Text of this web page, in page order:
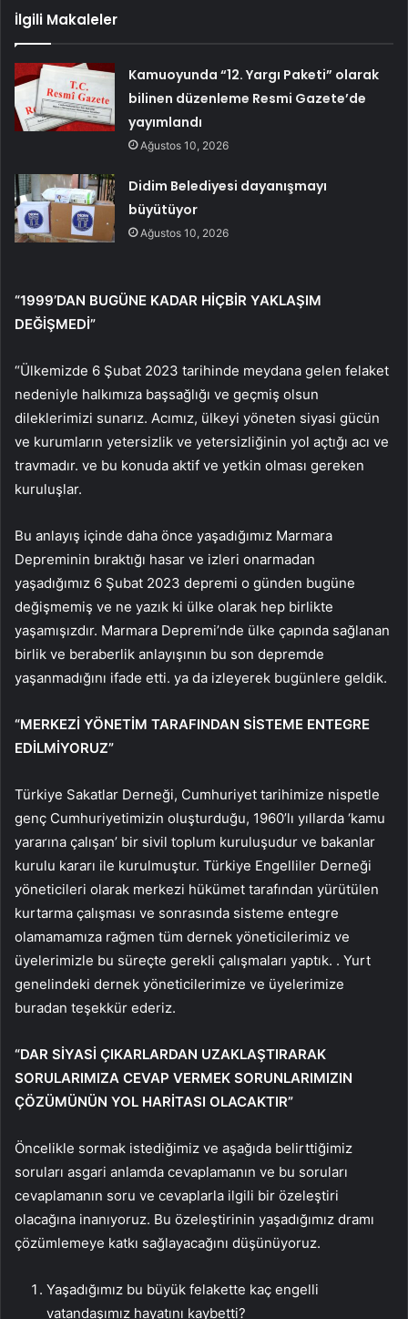
İlgili Makaleler
Kamuoyunda “12. Yargı Paketi” olarak
bilinen düzenleme Resmi Gazete’de
yayımlandı
Ağustos 10, 2026
Didim Belediyesi dayanışmayı
büyütüyor
Ağustos 10, 2026
“1999’DAN BUGÜNE KADAR HİÇBİR YAKLAŞIM
DEĞİŞMEDİ”
“Ülkemizde 6 Şubat 2023 tarihinde meydana gelen felaket
nedeniyle halkımıza başsağlığı ve geçmiş olsun
dileklerimizi sunarız. Acımız, ülkeyi yöneten siyasi gücün
ve kurumların yetersizlik ve yetersizliğinin yol açtığı acı ve
travmadır. ve bu konuda aktif ve yetkin olması gereken
kuruluşlar.
Bu anlayış içinde daha önce yaşadığımız Marmara
Depreminin bıraktığı hasar ve izleri onarmadan
yaşadığımız 6 Şubat 2023 depremi o günden bugüne
değişmemiş ve ne yazık ki ülke olarak hep birlikte
yaşamışızdır. Marmara Depremi’nde ülke çapında sağlanan
birlik ve beraberlik anlayışının bu son depremde
yaşanmadığını ifade etti. ya da izleyerek bugünlere geldik.
“MERKEZİ YÖNETİM TARAFINDAN SİSTEME ENTEGRE
EDİLMİYORUZ”
Türkiye Sakatlar Derneği, Cumhuriyet tarihimize nispetle
genç Cumhuriyetimizin oluşturduğu, 1960’lı yıllarda ‘kamu
yararına çalışan’ bir sivil toplum kuruluşudur ve bakanlar
kurulu kararı ile kurulmuştur. Türkiye Engelliler Derneği
yöneticileri olarak merkezi hükümet tarafından yürütülen
kurtarma çalışması ve sonrasında sisteme entegre
olamamamıza rağmen tüm dernek yöneticilerimiz ve
üyelerimizle bu süreçte gerekli çalışmaları yaptık. . Yurt
genelindeki dernek yöneticilerimize ve üyelerimize
buradan teşekkür ederiz.
“DAR SİYASİ ÇIKARLARDAN UZAKLAŞTIRARAK
SORULARIMIZA CEVAP VERMEK SORUNLARIMIZIN
ÇÖZÜMÜNÜN YOL HARİTASI OLACAKTIR”
Öncelikle sormak istediğimiz ve aşağıda belirttiğimiz
soruları asgari anlamda cevaplamanın ve bu soruları
cevaplamanın soru ve cevaplarla ilgili bir özeleştiri
olacağına inanıyoruz. Bu özeleştirinin yaşadığımız dramı
çözümlemeye katkı sağlayacağını düşünüyoruz.
Yaşadığımız bu büyük felakette kaç engelli
vatandaşımız hayatını kaybetti?